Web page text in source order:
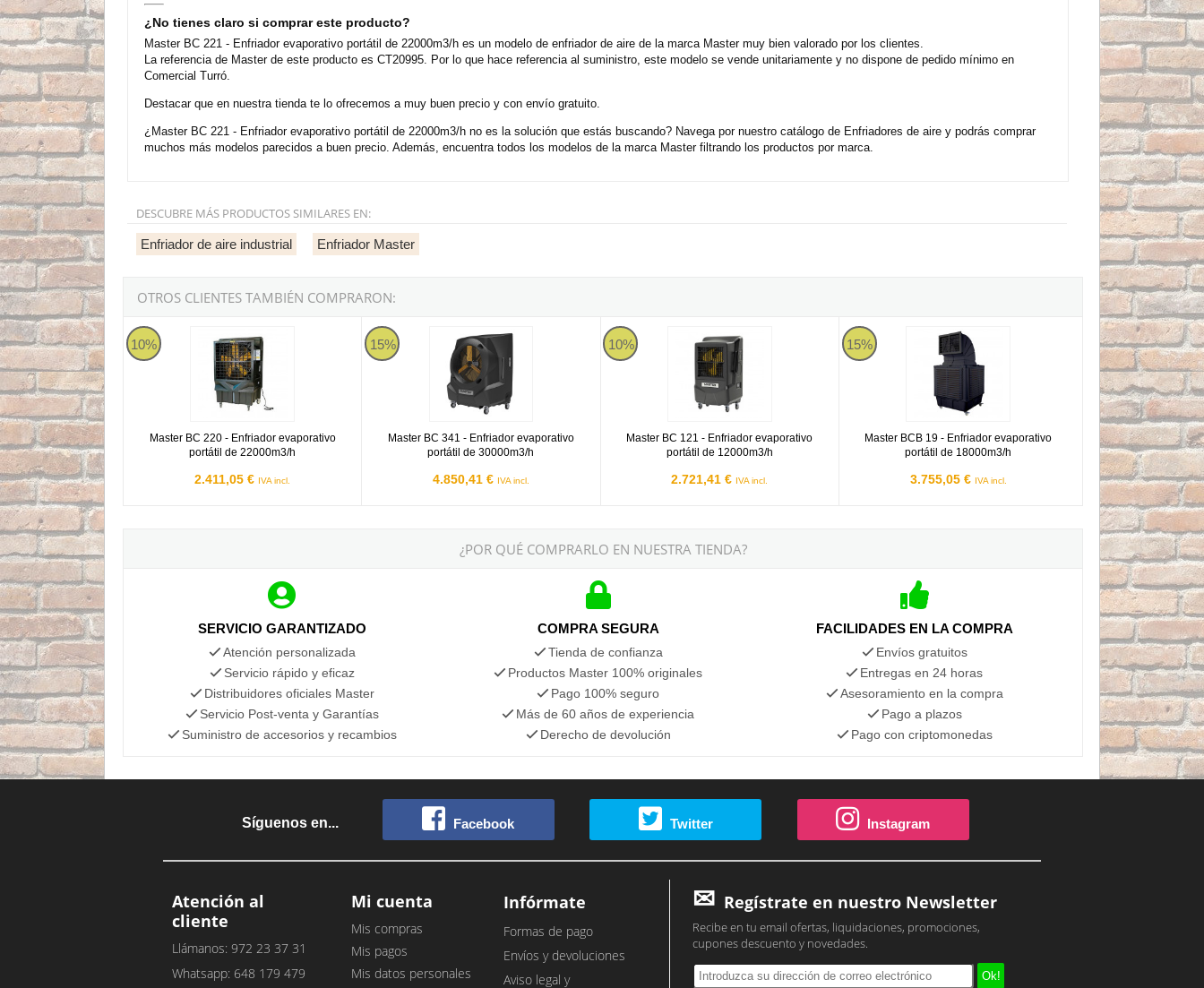
¿No tienes claro si comprar este producto?
Master BC 221 - Enfriador evaporativo portátil de 22000m3/h es un modelo de enfriador de aire de la marca Master muy bien valorado por los clientes.
La referencia de Master de este producto es CT20995. Por lo que hace referencia al suministro, este modelo se vende unitariamente y no dispone de pedido mínimo en
Comercial Turró.
Destacar que en nuestra tienda te lo ofrecemos a muy buen precio y con envío gratuito.
¿Master BC 221 - Enfriador evaporativo portátil de 22000m3/h no es la solución que estás buscando? Navega por nuestro catálogo de Enfriadores de aire y podrás comprar
muchos más modelos parecidos a buen precio. Además, encuentra todos los modelos de la marca Master filtrando los productos por marca.
DESCUBRE MÁS PRODUCTOS SIMILARES EN:
Enfriador de aire industrial Enfriador Master
OTROS CLIENTES TAMBIÉN COMPRARON:
10%
Master BC 220 - Enfriador evaporativo
portátil de 22000m3/h
2.411,05 € IVA incl.
Master BC 220 - Enfriador evaporativo portátil de 22000m3/h
15%
Master BC 341 - Enfriador evaporativo
portátil de 30000m3/h
4.850,41 € IVA incl.
Master BC 341 - Enfriador evaporativo portátil de 30000m3/h
10%
Master BC 121 - Enfriador evaporativo
portátil de 12000m3/h
2.721,41 € IVA incl.
Master BC 121 - Enfriador evaporativo portátil de 12000m3/h
15%
Master BCB 19 - Enfriador evaporativo
portátil de 18000m3/h
3.755,05 € IVA incl.
Master BCB 19 - Enfriador evaporativo portátil de 18000m3/h
¿POR QUÉ COMPRARLO EN NUESTRA TIENDA?
SERVICIO GARANTIZADO
Atención personalizada
Servicio rápido y eficaz
Distribuidores oficiales Master
Servicio Post-venta y Garantías
Suministro de accesorios y recambios
COMPRA SEGURA
Tienda de confianza
Productos Master 100% originales
Pago 100% seguro
Más de 60 años de experiencia
Derecho de devolución
FACILIDADES EN LA COMPRA
Envíos gratuitos
Entregas en 24 horas
Asesoramiento en la compra
Pago a plazos
Pago con criptomonedas
Síguenos en... Facebook Twitter Instagram
Atención al
cliente
Llámanos: 972 23 37 31
Whatsapp: 648 179 479
Mi cuenta
Mis compras
Mis pagos
Mis datos personales
Infórmate
Formas de pago
Envíos y devoluciones
Aviso legal y
Regístrate en nuestro Newsletter
Recibe en tu email ofertas, liquidaciones, promociones,
cupones descuento y novedades.